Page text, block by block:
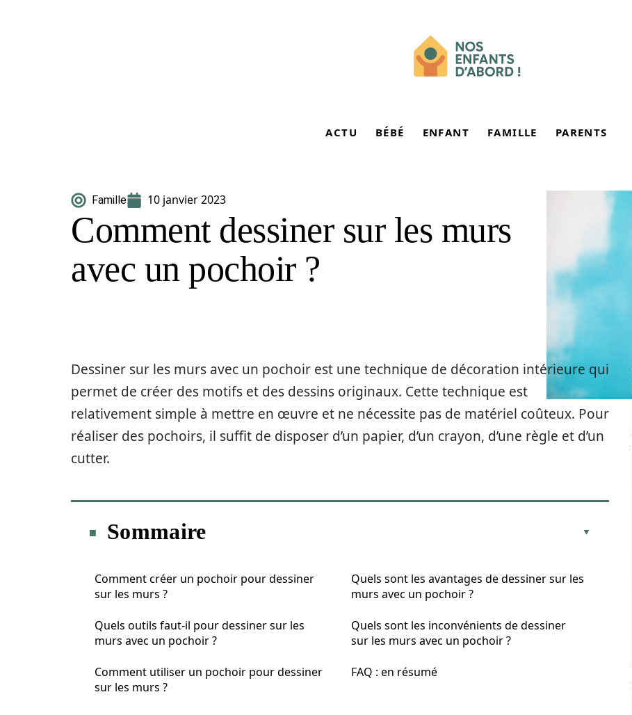
ACTU BÉBÉ ENFANT FAMILLE PARENTS
Famille 10 janvier 2023
Comment dessiner sur les murs
avec un pochoir ?
Dessiner sur les murs avec un pochoir est une technique de décoration intérieure qui
permet de créer des motifs et des dessins originaux. Cette technique est
relativement simple à mettre en œuvre et ne nécessite pas de matériel coûteux. Pour
réaliser des pochoirs, il suffit de disposer d’un papier, d’un crayon, d’une règle et d’un
cutter.
Sommaire
Comment créer un pochoir pour dessiner
sur les murs ?
Quels outils faut-il pour dessiner sur les
murs avec un pochoir ?
Comment utiliser un pochoir pour dessiner
sur les murs ?
Quels sont les avantages de dessiner sur les
murs avec un pochoir ?
Quels sont les inconvénients de dessiner
sur les murs avec un pochoir ?
FAQ : en résumé